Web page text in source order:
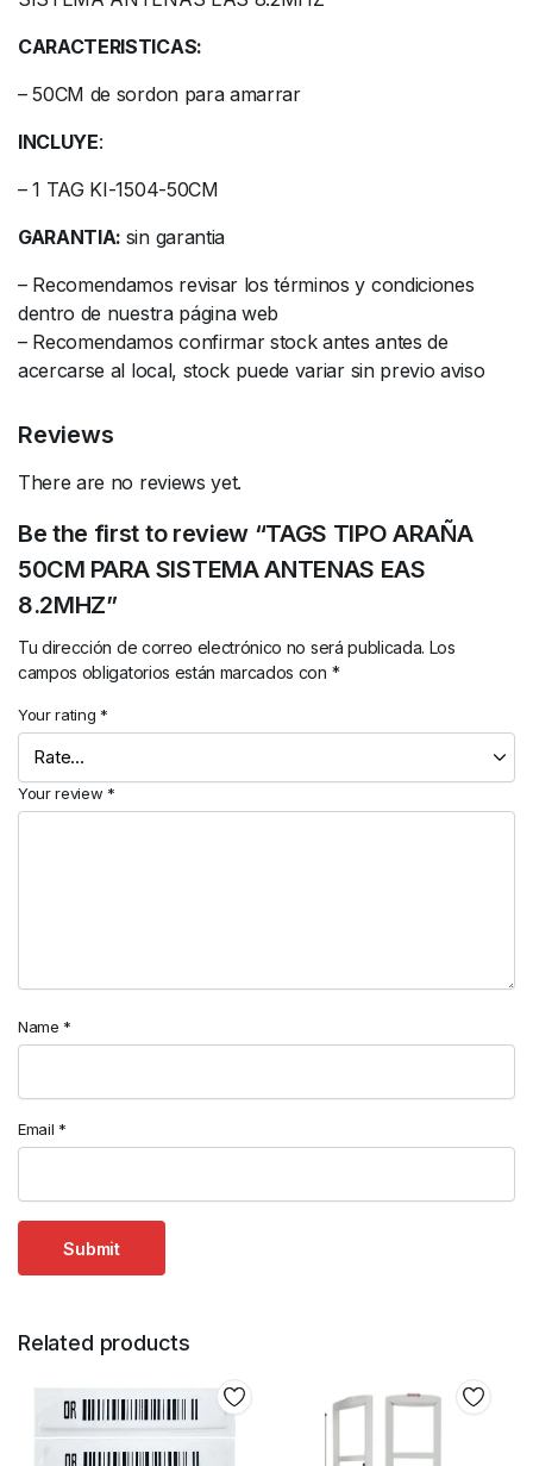
CARACTERISTICAS:
– 50CM de sordon para amarrar
INCLUYE:
– 1 TAG KI-1504-50CM
GARANTIA: sin garantia
– Recomendamos revisar los términos y condiciones
dentro de nuestra página web
– Recomendamos confirmar stock antes antes de
acercarse al local, stock puede variar sin previo aviso
Reviews
There are no reviews yet.
Be the first to review “TAGS TIPO ARAÑA
50CM PARA SISTEMA ANTENAS EAS
8.2MHZ”
Tu dirección de correo electrónico no será publicada. Los
campos obligatorios están marcados con *
Your rating *
Your review *
Name *
Email *
Related products